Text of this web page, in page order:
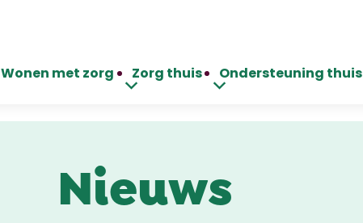
Wonen met zorg Zorg thuis Ondersteuning thuis
Nieuws